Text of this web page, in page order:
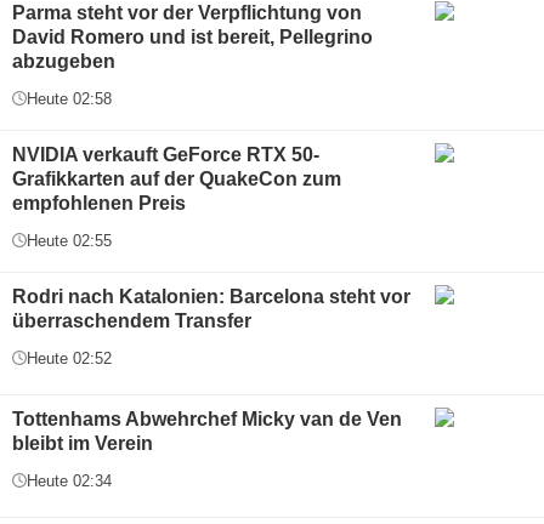
Parma steht vor der Verpflichtung von
David Romero und ist bereit, Pellegrino
abzugeben
Heute 02:58
NVIDIA verkauft GeForce RTX 50-
Grafikkarten auf der QuakeCon zum
empfohlenen Preis
Heute 02:55
Rodri nach Katalonien: Barcelona steht vor
überraschendem Transfer
Heute 02:52
Tottenhams Abwehrchef Micky van de Ven
bleibt im Verein
Heute 02:34